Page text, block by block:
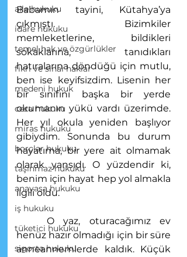
aile hukuku
idare hukuku
temel hak ve özgürlükler
fikri ve sinai haklar
medeni hukuk
ceza hukuku
miras hukuku
borçlar hukuku
taşınmaz hukuku
anayasa hukuku
iş hukuku
tüketici hukuku
sigorta hukuku
Babamın tayini, Kütahya’ya
çıkmıştı. Bizimkiler
memleketlerine, bildikleri
sokaklarına, tanıdıkları
hatıralarına döndüğü için mutlu,
ben ise keyifsizdim. Lisenin her
bir sınıfını başka bir yerde
okumanın yükü vardı üzerimde.
Her yıl okula yeniden başlıyor
gibiydim. Sonunda bu durum
hayatıma, bir yere ait olmamak
olarak yansıdı. O yüzdendir ki,
benim için hayat hep yol almakla
ilgili oldu.
henüz hazır olmadığı için bir süre
anneannemlerde kaldık. Küçük